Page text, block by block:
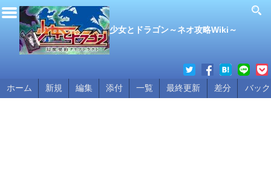
少女とドラゴン～ネオ攻略Wiki～
ホーム 新規 編集 添付 一覧 最終更新 差分 バッ